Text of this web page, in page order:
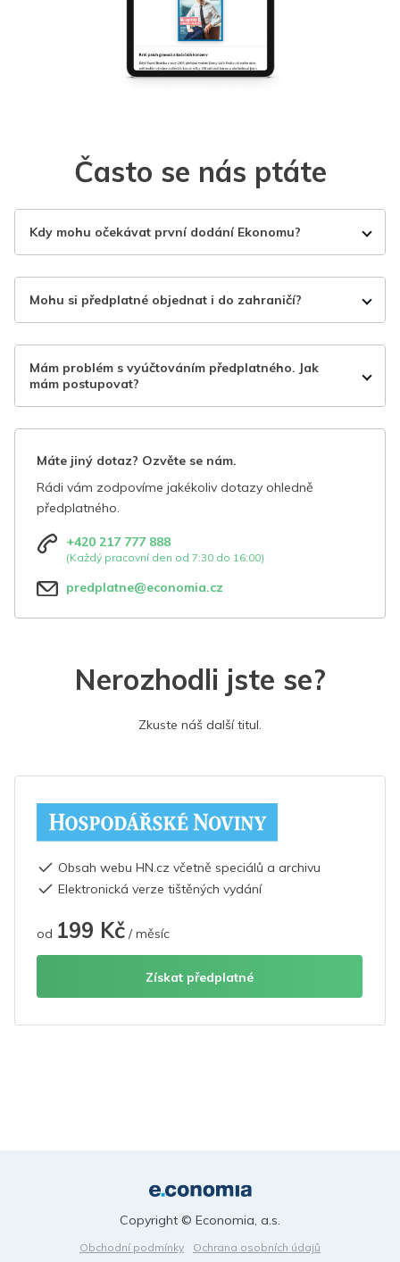
Často se nás ptáte
Kdy mohu očekávat první dodání Ekonomu?
Mohu si předplatné objednat i do zahraničí?
Mám problém s vyúčtováním předplatného. Jak
mám postupovat?
Máte jiný dotaz? Ozvěte se nám.
Rádi vám zodpovíme jakékoliv dotazy ohledně
předplatného.
+420 217 777 888
(Každý pracovní den od 7:30 do 16:00)
predplatne@economia.cz
Nerozhodli jste se?
Zkuste náš další titul.
Obsah webu HN.cz včetně speciálů a archivu
Elektronická verze tištěných vydání
od 199 Kč / měsíc
Získat předplatné
Obchodní podmínky
Ochrana osobních údajů
Copyright © Economia, a.s.